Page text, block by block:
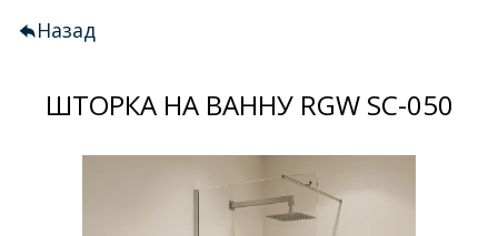
Унитазы
Мебель для ванных комнат
Назад
ШТОРКА НА ВАННУ RGW SC-050